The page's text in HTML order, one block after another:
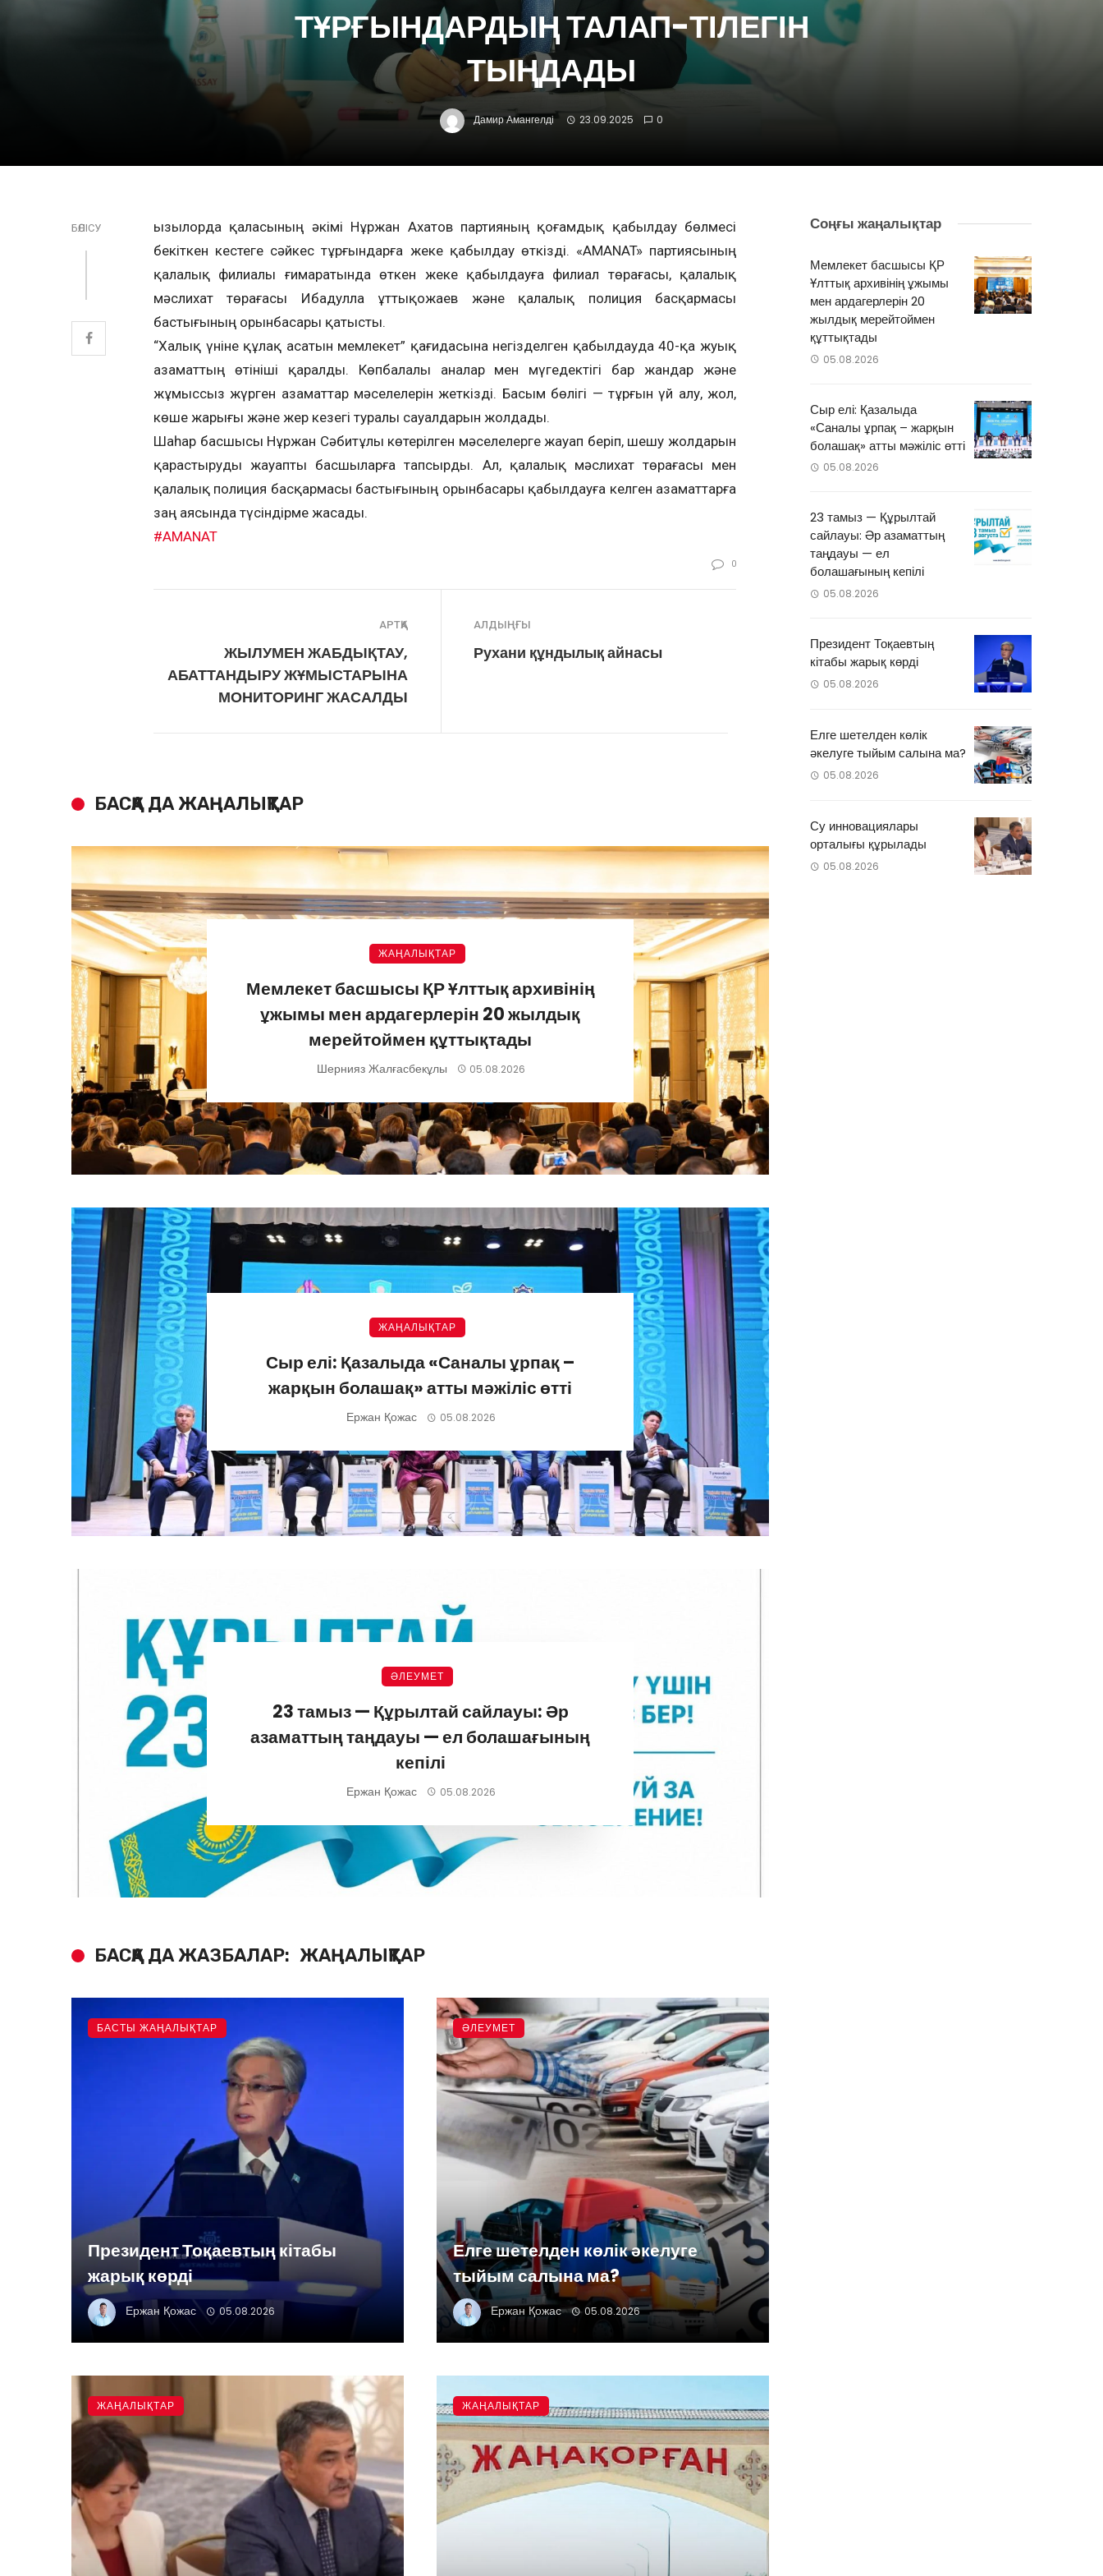
ТҰРҒЫНДАРДЫҢ ТАЛАП-ТІЛЕГІН
ТЫҢДАДЫ
Дамир Амангелді 23.09.2025 0
БӨЛІСУ
Қызылорда қаласының әкімі Нұржан Ахатов партияның қоғамдық қабылдау бөлмесі
бекіткен кестеге сәйкес тұрғындарға жеке қабылдау өткізді. «AMANAT» партиясының
қалалық филиалы ғимаратында өткен жеке қабылдауға филиал төрағасы, қалалық
мәслихат төрағасы Ибадулла Құттықожаев және қалалық полиция басқармасы
бастығының орынбасары қатысты.
“Халық үніне құлақ асатын мемлекет” қағидасына негізделген қабылдауда 40-қа жуық
азаматтың өтініші қаралды. Көпбалалы аналар мен мүгедектігі бар жандар және
жұмыссыз жүрген азаматтар мәселелерін жеткізді. Басым бөлігі — тұрғын үй алу, жол,
көше жарығы және жер кезегі туралы сауалдарын жолдады.
Шаһар басшысы Нұржан Сәбитұлы көтерілген мәселелерге жауап беріп, шешу жолдарын
қарастыруды жауапты басшыларға тапсырды. Ал, қалалық мәслихат төрағасы мен
қалалық полиция басқармасы бастығының орынбасары қабылдауға келген азаматтарға
заң аясында түсіндірме жасады.
#AMANAT
0
АРТҚА
ЖЫЛУМЕН ЖАБДЫҚТАУ,
АБАТТАНДЫРУ ЖҰМЫСТАРЫНА
МОНИТОРИНГ ЖАСАЛДЫ
АЛДЫҢҒЫ
Рухани құндылық айнасы
БАСҚА ДА ЖАҢАЛЫҚТАР
ЖАҢАЛЫҚТАР
Мемлекет басшысы ҚР Ұлттық архивінің
ұжымы мен ардагерлерін 20 жылдық
мерейтоймен құттықтады
Шернияз Жалғасбекұлы 05.08.2026
ЖАҢАЛЫҚТАР
Сыр елі: Қазалыда «Саналы ұрпақ –
жарқын болашақ» атты мәжіліс өтті
Ержан Қожас 05.08.2026
ӘЛЕУМЕТ
23 тамыз — Құрылтай сайлауы: Әр
азаматтың таңдауы — ел болашағының
кепілі
Ержан Қожас 05.08.2026
БАСҚА ДА ЖАЗБАЛАР: ЖАҢАЛЫҚТАР
Президент Тоқаевтың кітабы
жарық көрді
Ержан Қожас 05.08.2026
БАСТЫ ЖАҢАЛЫҚТАР
Елге шетелден көлік әкелуге
тыйым салына ма?
Ержан Қожас 05.08.2026
ӘЛЕУМЕТ
ЖАҢАЛЫҚТАР ЖАҢАЛЫҚТАР
Соңғы жаңалықтар
Мемлекет басшысы ҚР
Ұлттық архивінің ұжымы
мен ардагерлерін 20
жылдық мерейтоймен
құттықтады
05.08.2026
Сыр елі: Қазалыда
«Саналы ұрпақ – жарқын
болашақ» атты мәжіліс өтті
05.08.2026
23 тамыз — Құрылтай
сайлауы: Әр азаматтың
таңдауы — ел
болашағының кепілі
05.08.2026
Президент Тоқаевтың
кітабы жарық көрді
05.08.2026
Елге шетелден көлік
әкелуге тыйым салына ма?
05.08.2026
Су инновациялары
орталығы құрылады
05.08.2026